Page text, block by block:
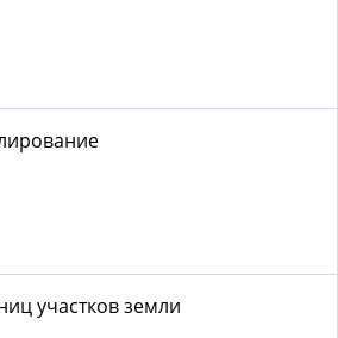
участков земли